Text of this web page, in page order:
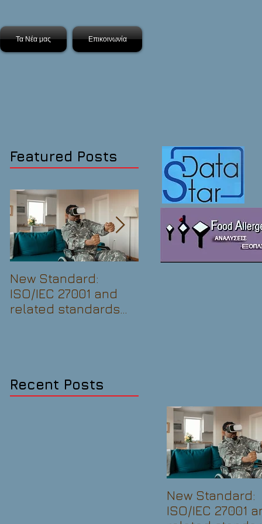
Τα Νέα μας Επικοινωνία
Featured Posts
New Standard:
ISO/IEC 27001 and
related standards
Recent Posts
New Standard:
ISO/IEC 27001